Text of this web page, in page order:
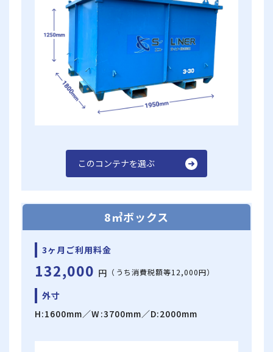
このコンテナを選ぶ
8㎥ボックス
3ヶ月ご利用料金
132,000 円 （うち消費税額等12,000円）
外寸
H:1600mm／W:3700mm／D:2000mm